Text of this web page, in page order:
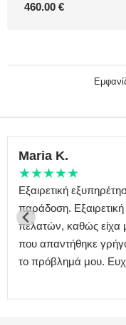
460.00 €
Maria K.
★★★★★
Εξαιρετική
παράδοση.
πελατών, καθώς είχα
που απαντήθηκε
το πρόβλημά μου.